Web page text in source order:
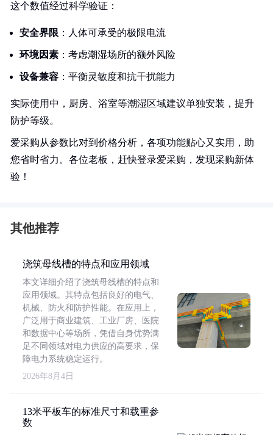
这个数值经过科学验证：
安全界限 ：人体可承受的极限电流
环境因素 ：考虑潮湿场所的额外风险
设备兼容 ：平衡灵敏度和抗干扰能力
实际使用中，厨房、浴室等潮湿区域建议单独安装，提升
防护等级。
爱采购从参数比对到价格分析，各项功能贴心又实用，助
您省时省力。各位老板，赶快登录爱采购，发现采购新体
验！
其他推荐
浇筑母线槽的特点和应用领域
本文详细介绍了浇筑母线槽的特点和
应用领域。其特点包括良好的电气、
机械、防火和防护性能。在应用上，
广泛用于商业建筑、工业厂房、医院
和数据中心等场所，凭借自身优势满
足不同领域对电力供应的高要求，保
障电力系统稳定运行。
2026年8月4日
13米平板车的标准尺寸和载重参
数